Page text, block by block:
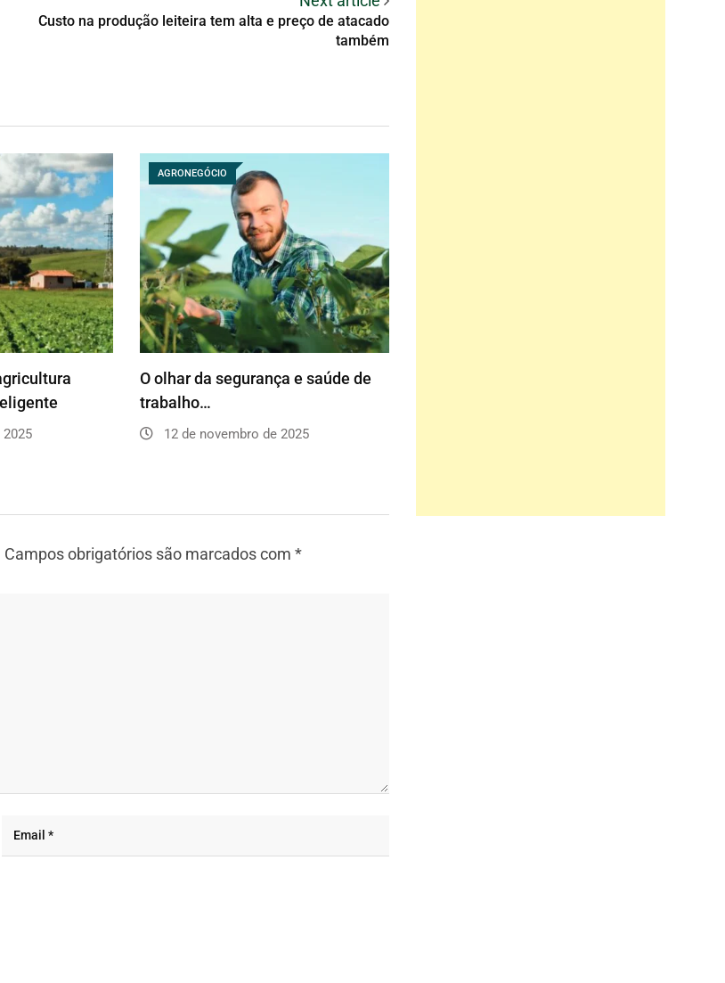
Custo na produção leiteira tem alta e preço de atacado
também
2025
AGRONEGÓCIO
O olhar da segurança e saúde de
trabalho…
12 de novembro de 2025
Campos obrigatórios são marcados com *